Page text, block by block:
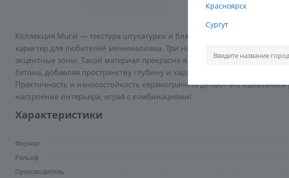
Коллекция Mural — текстура штукатурки и благородство бетона.
характер для любителей минимализма. Три натуральных цвета
акцентные зоны. Такой материал прекрасно впишется в интерьеры в
бетона, добавляя пространству глубину и характер.
Практичность и износостойкость керамогранита делают его
настроение интерьера, играя с комбинациями!
Характеристики
Формат
Рельеф
Производитель
Красноярск
Сургут